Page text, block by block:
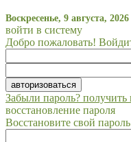
Воскресенье, 9 августа, 2026
войти в систему
Добро пожаловать!
Забыли пароль?
восстановление пароля
Восстановите свой пароль